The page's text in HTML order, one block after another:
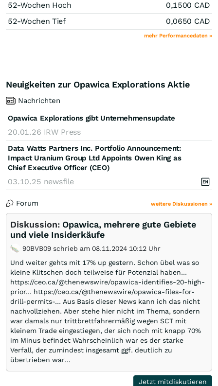
52-Wochen Hoch 0,1500 CAD
52-Wochen Tief
0,0650 CAD
mehr Performancedaten »
Neuigkeiten zur Opawica Explorations Aktie
Nachrichten
Opawica Explorations gibt Unternehmensupdate
20.01.26 IRW Press
Data Watts Partners Inc. Portfolio Announcement:
Impact Uranium Group Ltd Appoints Owen King as
Chief Executive Officer (CEO)
03.10.25 newsfile
Forum weitere Diskussionen »
Diskussion: Opawica, mehrere gute Gebiete
und viele Insiderkäufe
90BVB09 schrieb am 08.11.2024 10:12 Uhr
Und weiter gehts mit 17% up gestern. Schon übel was so
kleine Klitschen doch teilweise für Potenzial haben...
https://ceo.ca/@thenewswire/opawica-identifies-20-high-
prior… https://ceo.ca/@thenewswire/opawica-files-for-
drill-permits-… Aus Basis dieser News kann ich das nicht
nachvollziehen. Aber stehe hier nicht im Thema, sondern
war damals nur trittbrettfahrermäßig wegen SCT mit
kleinem Trade eingestiegen, der sich noch mit knapp 70%
im Minus befindet Wahrscheinlich war es der starke
Verfall, der zumindest insgesamt ggf. deutlich zu
übertrieben war...
Jetzt mitdiskutieren